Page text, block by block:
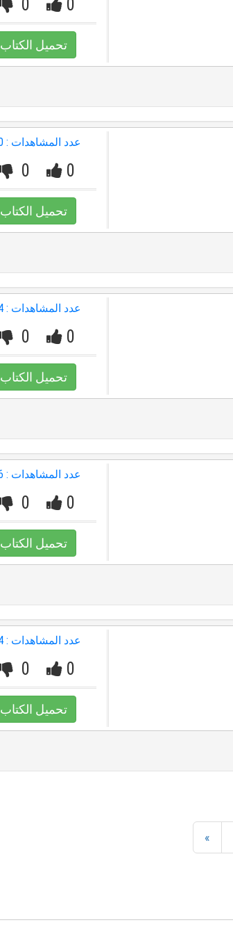
0
0
تحميل الكتاب
عدد المشاهدات : 730
0
0
تحميل الكتاب
عدد المشاهدات : 534
0
0
تحميل الكتاب
عدد المشاهدات : 526
0
0
تحميل الكتاب
عدد المشاهدات : 524
0
0
تحميل الكتاب
»